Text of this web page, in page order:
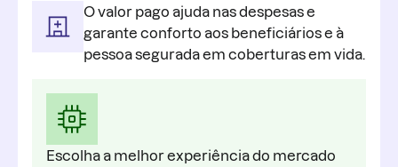
O valor pago ajuda nas despesas e
garante conforto aos beneficiários e à
pessoa segurada em coberturas em vida.
Escolha a melhor experiência do mercado